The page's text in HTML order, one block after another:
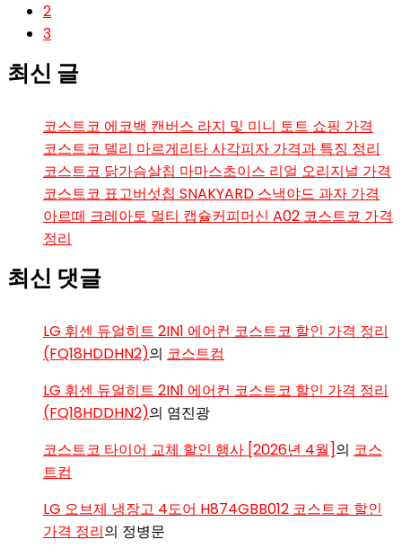
2
3
최신 글
코스트코 에코백 캔버스 라지 및 미니 토트 쇼핑 가격
코스트코 델리 마르게리타 사각피자 가격과 특징 정리
코스트코 닭가슴살칩 마마스초이스 리얼 오리지널 가격
코스트코 표고버섯칩 SNAKYARD 스낵야드 과자 가격
아르떼 크레아토 멀티 캡슐커피머신 A02 코스트코 가격
정리
최신 댓글
LG 휘센 듀얼히트 2IN1 에어컨 코스트코 할인 가격 정리
(FQ18HDDHN2)의 코스트컴
LG 휘센 듀얼히트 2IN1 에어컨 코스트코 할인 가격 정리
(FQ18HDDHN2)의 염진광
코스트코 타이어 교체 할인 행사 [2026년 4월]의 코스
트컴
LG 오브제 냉장고 4도어 H874GBB012 코스트코 할인
가격 정리의 정병문